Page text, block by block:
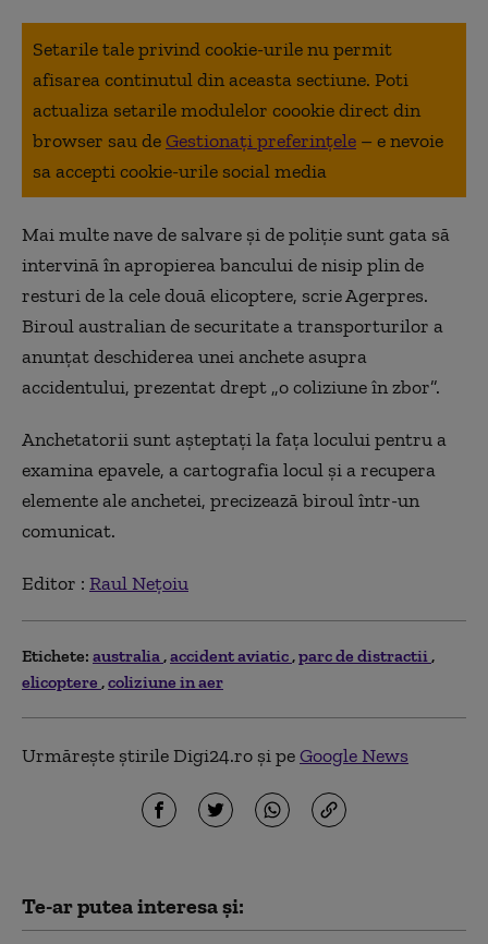
Setarile tale privind cookie-urile nu permit
afisarea continutul din aceasta sectiune. Poti
actualiza setarile modulelor coookie direct din
browser sau deGestionați preferințele – e nevoie
sa accepti cookie-urile social media
Mai multe nave de salvare şi de poliţie sunt gata să
intervină în apropierea bancului de nisip plin de
resturi de la cele două elicoptere, scrie Agerpres.
Biroul australian de securitate a transporturilor a
anunţat deschiderea unei anchete asupra
accidentului, prezentat drept „o coliziune în zbor”.
Anchetatorii sunt aşteptaţi la faţa locului pentru a
examina epavele, a cartografia locul şi a recupera
elemente ale anchetei, precizează biroul într-un
comunicat.
Editor : Raul Nețoiu
Etichete: australia accident aviatic parc de distractii
elicoptere coliziune in aer
Urmărește știrile Digi24.ro și peGoogle News
Te-ar putea interesa și: